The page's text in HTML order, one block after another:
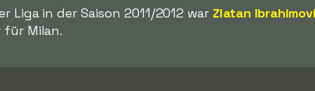
Liga in der Saison 2011/2012 war Zlatan
für Milan.